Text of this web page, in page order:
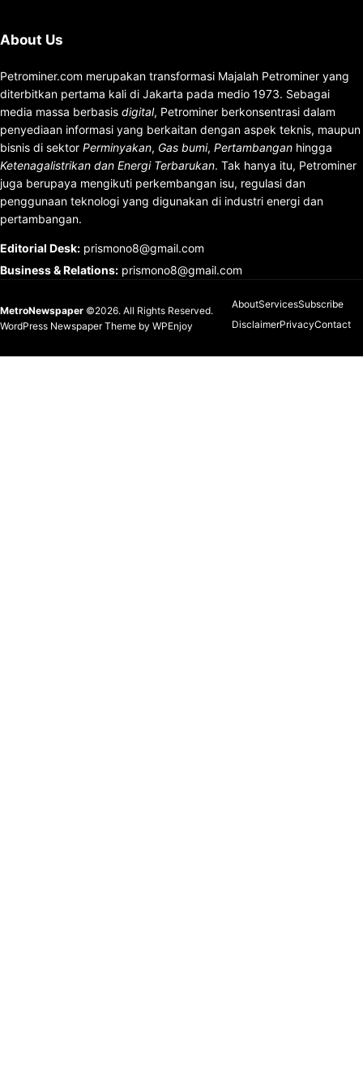
About Us
Petrominer.com merupakan transformasi Majalah Petrominer yang
diterbitkan pertama kali di Jakarta pada medio 1973. Sebagai
media massa berbasis digital, Petrominer berkonsentrasi dalam
penyediaan informasi yang berkaitan dengan aspek teknis, maupun
bisnis di sektor Perminyakan, Gas bumi, Pertambangan hingga
Ketenagalistrikan dan Energi Terbarukan. Tak hanya itu, Petrominer
juga berupaya mengikuti perkembangan isu, regulasi dan
penggunaan teknologi yang digunakan di industri energi dan
pertambangan.
Editorial Desk: prismono8@gmail.com
Business & Relations: prismono8@gmail.com
MetroNewspaper ©2026. All Rights Reserved.
WordPress Newspaper Theme by WPEnjoy
AboutServicesSubscribe
DisclaimerPrivacyContact